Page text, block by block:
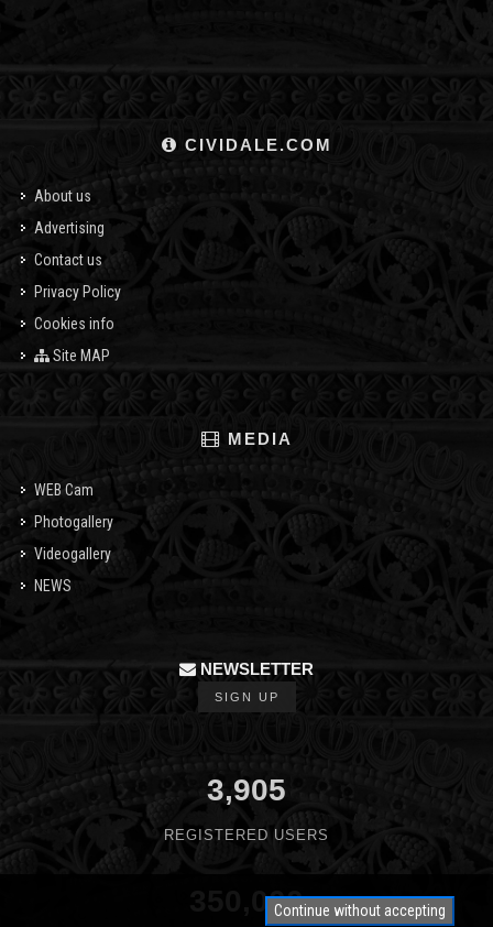
CIVIDALE.COM
About us
Advertising
Contact us
Privacy Policy
Cookies info
Site MAP
MEDIA
WEB Cam
Photogallery
Videogallery
NEWS
NEWSLETTER
SIGN UP
3,905
REGISTERED USERS
350,000Continue without accepting